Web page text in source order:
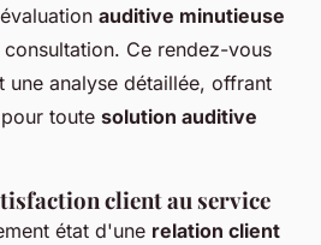
auditive minutieuse
Ce rendez-vous
une analyse détaillée, offrant
toute solution auditive
client au service
état d'une relation client